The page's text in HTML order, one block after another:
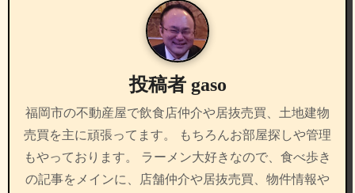
投稿者 gaso
福岡市の不動産屋で飲食店仲介や居抜売買、土地建物
売買を主に頑張ってます。 もちろんお部屋探しや管理
もやっております。 ラーメン大好きなので、食べ歩き
の記事をメインに、店舗仲介や居抜売買、物件情報や